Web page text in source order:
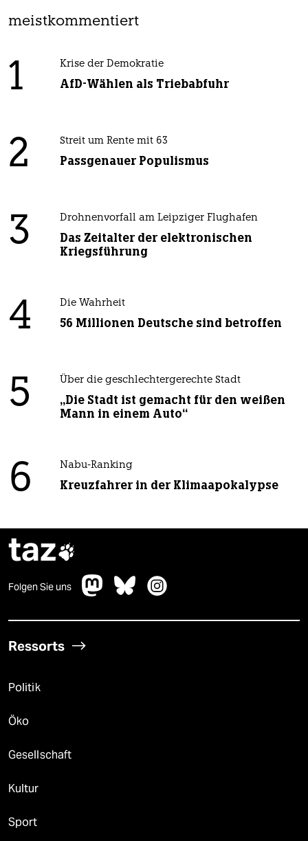
meistkommentiert
1 Krise der Demokratie
AfD-Wählen als Triebabfuhr
2 Streit um Rente mit 63
Passgenauer Populismus
3 Drohnenvorfall am Leipziger Flughafen
Das Zeitalter der elektronischen
Kriegsführung
4 Die Wahrheit
56 Millionen Deutsche sind betroffen
5 Über die geschlechtergerechte Stadt
„Die Stadt ist gemacht für den weißen
Mann in einem Auto“
6 Nabu-Ranking
Kreuzfahrer in der Klimaapokalypse
taz
Folgen Sie uns
Ressorts
Politik
Öko
Gesellschaft
Kultur
Sport